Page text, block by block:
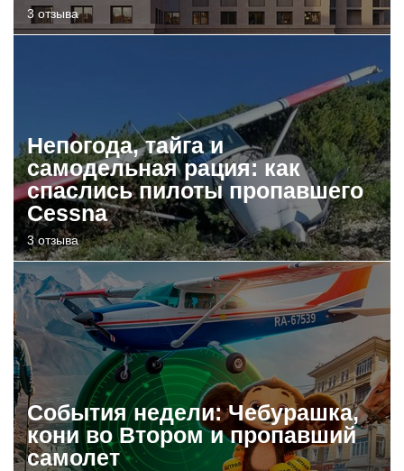
3 отзыва
Непогода, тайга и
самодельная рация: как
спаслись пилоты пропавшего
Cessna
3 отзыва
События недели: Чебурашка,
кони во Втором и пропавший
самолет